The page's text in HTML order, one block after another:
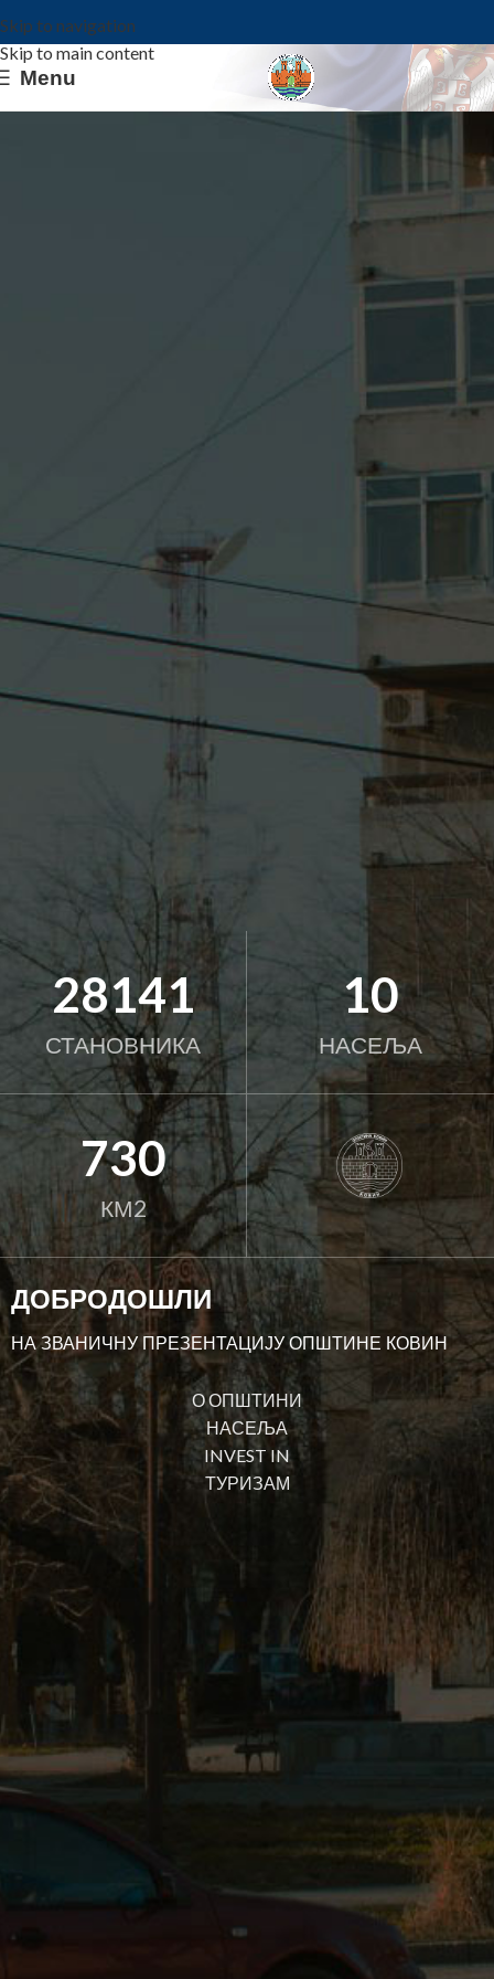
Skip to navigation
Skip to main content
Menu
28141
СТАНОВНИКА
10
НАСЕЉА
730
КМ2
ДОБРОДОШЛИ
НА ЗВАНИЧНУ ПРЕЗЕНТАЦИЈУ ОПШТИНЕ КОВИН
О ОПШТИНИ
НАСЕЉА
INVEST IN
ТУРИЗАМ